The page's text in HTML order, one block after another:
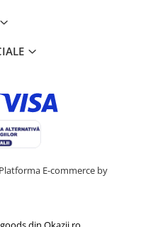
Platforma E-commerce by